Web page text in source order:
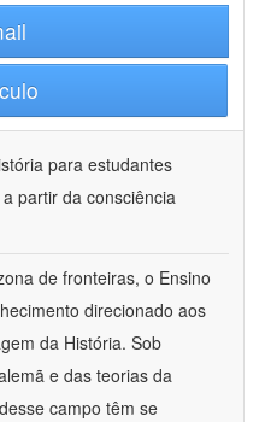
para estudantes
partir da consciência
de fronteiras, o Ensino
direcionado aos
da História. Sob
e das teorias da
campo têm se